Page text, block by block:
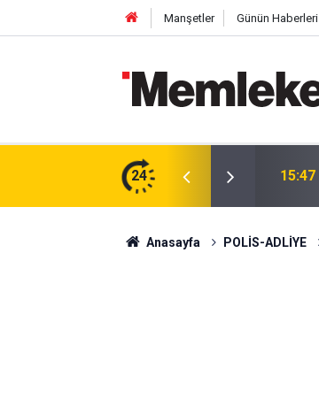
Manşetler Günün Haberleri
24
Çivisiz Yapılan Sanat Eseri Hayran Bıraktı 15:47
Anasayfa POLİS-ADLİYE